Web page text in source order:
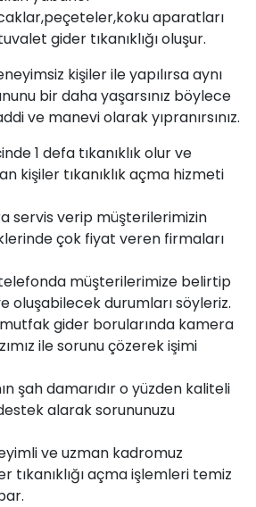
aparatları
gider tıkanıklığı oluşur.
kişiler ile yapılırsa aynı
bir daha yaşarsınız böylece
ve manevi olarak yıpranırsınız.
1 defa tıkanıklık olur ve
kişiler tıkanıklık açma hizmeti
servis verip müşterilerimizin
çok fiyat veren firmaları
müşterilerimize belirtip
oluşabilecek durumları söyleriz.
gider borularında kamera
ile sorunu çözerek işimi
şah damarıdır o yüzden kaliteli
alarak sorununuzu
ve uzman kadromuz
tıkanıklığı açma işlemleri temiz